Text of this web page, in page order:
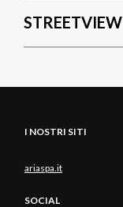
STREETVIEW
I NOSTRI SITI
ariaspa.it
SOCIAL